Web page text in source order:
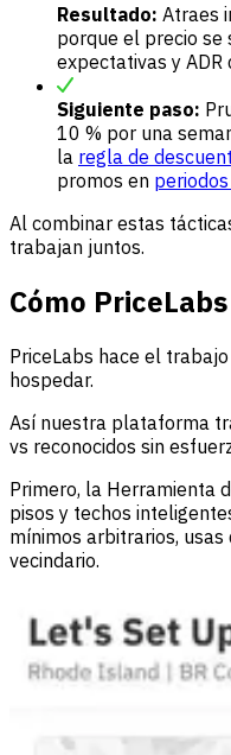
Resultado: Atraes
porque el precio se
expectativas y ADR
Siguiente paso:
10 % por una
la regla de
promos en
Al combinar estas
trabajan juntos.
Cómo
PriceLabs hace el
hospedar.
Así nuestra plataforma
vs reconocidos sin
Primero, la Herramienta
pisos y techos
mínimos arbitrarios,
vecindario.